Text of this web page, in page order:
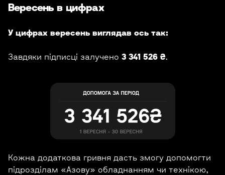
Вересень в цифрах
У цифрах вересень виглядав ось так:
Завдяки підписці залучено 3 341 526 ₴.
Кожна додаткова гривня дасть змогу допомогти
підрозділам «Азову» обладнанням чи технікою,